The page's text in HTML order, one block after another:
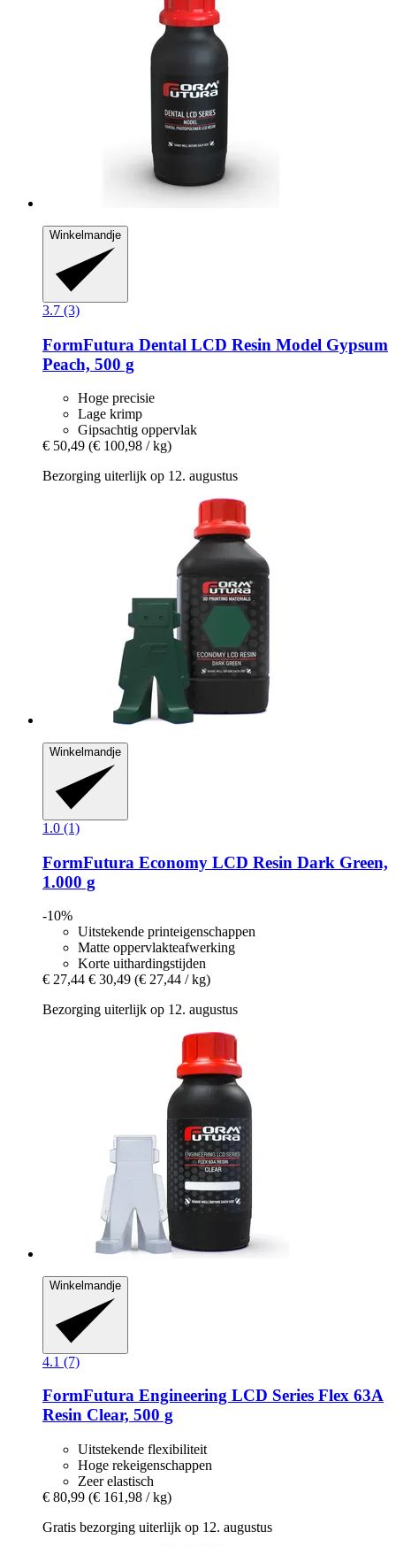
Winkelmandje
3.7 (3)
FormFutura Dental LCD Resin Model Gypsum
Peach, 500 g
Hoge precisie
Lage krimp
Gipsachtig oppervlak
€ 50,49 (€ 100,98 / kg)
Bezorging uiterlijk op 12. augustus
Winkelmandje
1.0 (1)
FormFutura Economy LCD Resin Dark Green,
1.000 g
-10%
Uitstekende printeigenschappen
Matte oppervlakteafwerking
Korte uithardingstijden
€ 27,44 € 30,49 (€ 27,44 / kg)
Bezorging uiterlijk op 12. augustus
Winkelmandje
4.1 (7)
FormFutura Engineering LCD Series Flex 63A
Resin Clear, 500 g
Uitstekende flexibiliteit
Hoge rekeigenschappen
Zeer elastisch
€ 80,99 (€ 161,98 / kg)
Gratis bezorging uiterlijk op 12. augustus